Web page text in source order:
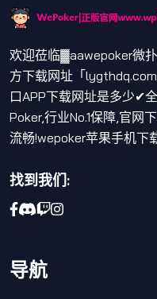
欢迎莅临▓aawepoker微
方下载网址「
口APP下载网址是多少✔
Poker,行业No.1保障,官网
流畅!wepoker苹果手机下
找到我们:
导航